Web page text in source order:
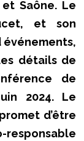
Saône. Le
et son
détails de
de
2024. Le
d’être